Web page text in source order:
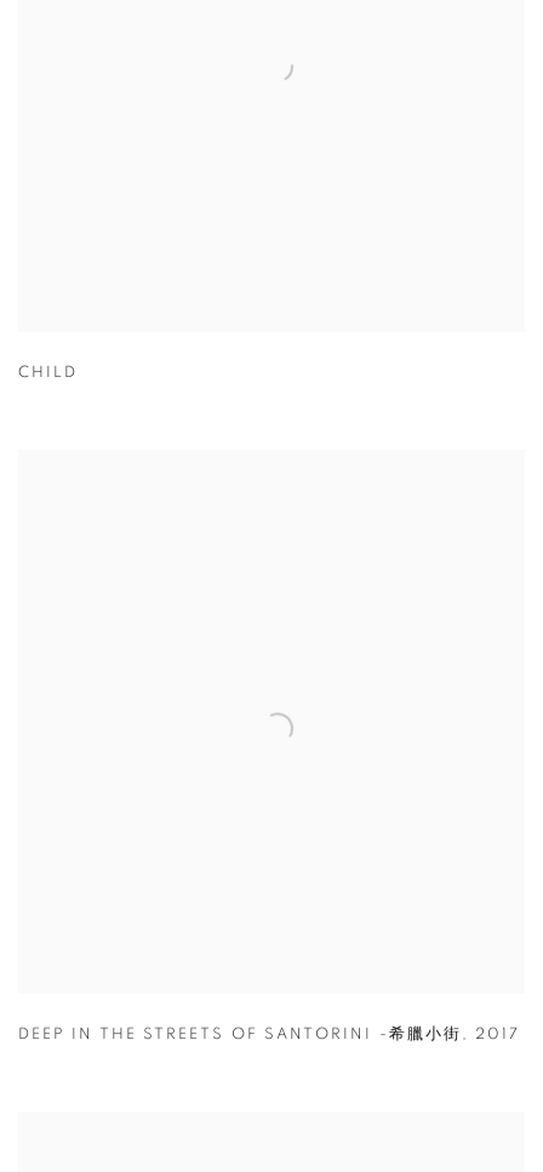
CHILD
DEEP IN THE STREETS OF SANTORINI -希臘小街 , 2017